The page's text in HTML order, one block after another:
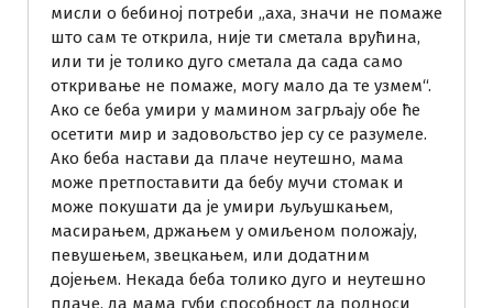
мисли о бебиној потреби „аха, значи не помаже
што сам те открила, није ти сметала врућина,
или ти је толико дуго сметала да сада само
откривање не помаже, могу мало да те узмем“.
Ако се беба умири у мамином загрљају обе ће
осетити мир и задовољство јер су се разумеле.
Ако беба настави да плаче неутешно, мама
може претпоставити да бебу мучи стомак и
може покушати да је умири љуљушкањем,
масирањем, држањем у омиљеном положају,
певушењем, звецкањем, или додатним
дојењем. Некада беба толико дуго и неутешно
плаче, да мама губи способност да подноси